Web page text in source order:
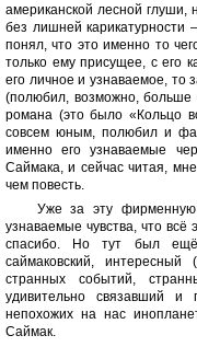
американской лесной
без лишней
понял, что это именно то
только ему присущее, с его
его личное и узнаваемое, то
(полюбил, возможно, больше
романа (это было «Кольцо
совсем юным, полюбил и
именно его узнаваемые
Саймака, и сейчас читая,
чем повесть.
Уже за эту
узнаваемые чувства, что всё
спасибо. Но тут был
саймаковский,
странных событий,
удивительно связавший и
непохожих на нас
Саймак.